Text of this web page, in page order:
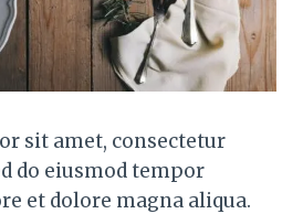
sit amet, consectetur
do eiusmod tempor
et dolore magna aliqua.